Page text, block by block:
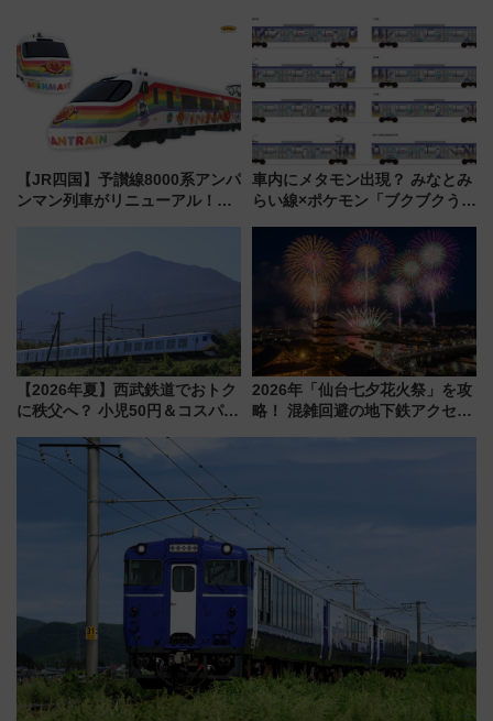
ん)」企画がスタート
める日帰りツアー
【JR四国】予讃線8000系アンパ
ンマン列車がリニューアル！内
車内にメタモン出現？ みなとみ
らい線×ポケモン「ブクブクうみ
行開始に！ この夏は直通列車で
横浜へ！
【2026年夏】西武鉄道でおトク
に秩父へ？ 小児50円＆コスパ最
族旅行！ 深夜の正丸トンネル探
検や特急ラビューも
2026年「仙台七夕花火祭」を攻
略！ 混雑回避の地下鉄アクセス